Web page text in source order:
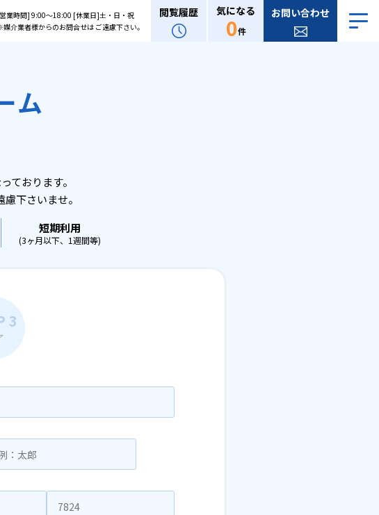
業時間] 9:00〜18:00 [休業日]土・日・祝
介業者様からのお問合せは ご遠慮下さい。
閲覧履歴 気になる
0件
お問い合わせ
ム
ております。
下さいませ。
短期利用
(3ヶ月以下、1週間等)
3